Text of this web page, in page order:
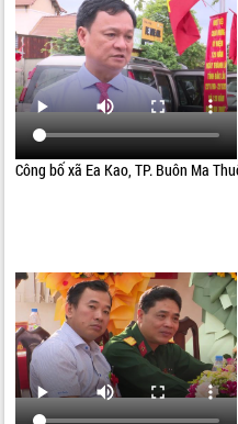
Công bố xã Ea Kao, TP. Buôn Ma